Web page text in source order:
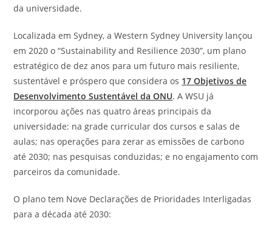
da universidade.
Localizada em Sydney, a Western Sydney University lançou
em 2020 o “Sustainability and Resilience 2030”, um plano
estratégico de dez anos para um futuro mais resiliente,
sustentável e próspero que considera os 17 Objetivos de
Desenvolvimento Sustentável da ONU. A WSU já
incorporou ações nas quatro áreas principais da
universidade: na grade curricular dos cursos e salas de
aulas; nas operações para zerar as emissões de carbono
até 2030; nas pesquisas conduzidas; e no engajamento com
parceiros da comunidade.
O plano tem Nove Declarações de Prioridades Interligadas
para a década até 2030: